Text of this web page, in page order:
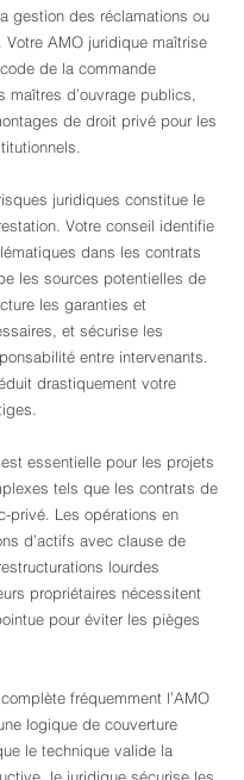
gestion des réclamations ou
Votre AMO juridique maîtrise
de la commande
maîtres d’ouvrage publics,
de droit privé pour les
juridiques constitue le
Votre conseil identifie
dans les contrats
les sources potentielles de
les garanties et
et sécurise les
entre intervenants.
drastiquement votre
essentielle pour les projets
tels que les contrats de
privé. Les opérations en
d’actifs avec clause de
lourdes
propriétaires nécessitent
pour éviter les pièges
fréquemment l’AMO
logique de couverture
le technique valide la